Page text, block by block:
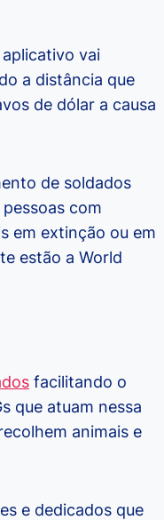
vai
a distância que
de dólar a causa
de soldados
com
em extinção ou em
estão a World
facilitando o
que atuam nessa
animais e
e dedicados que